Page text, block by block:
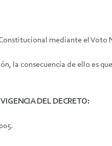
mediante el Voto
la consecuencia de ello es
DEL DECRETO: